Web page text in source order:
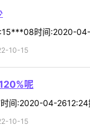
时间:2020-
10-15
呢
间:2020-04-
10-15